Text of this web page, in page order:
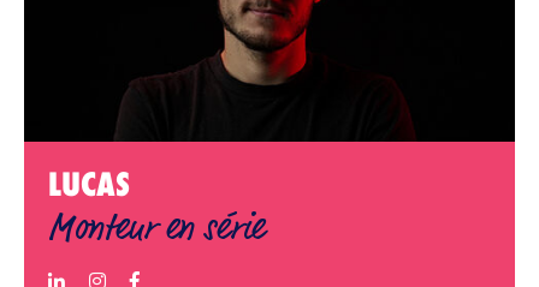
LUCAS
Monteur en série